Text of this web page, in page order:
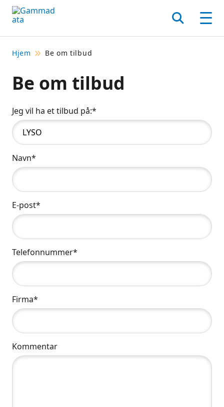
Hopp
til
Søk
Hjem Be om tilbud
Be om tilbud
Jeg vil ha et tilbud på:*
Navn*
E-post*
Telefonnummer*
Firma*
Kommentar